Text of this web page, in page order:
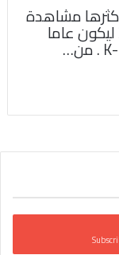
الكورية 2024 واكثرها مشاهدة
في الوطن العربي.يتشكل عام 2024 ليكون عاما